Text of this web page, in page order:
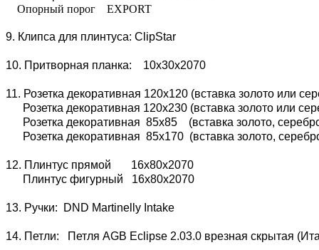
Опорный порог EXPORT
9. Клипса для плинтуса: ClipStar
10. Притворная планка: 10х30х2070
11. Розетка декоративная 120х120 (вставка золото или
Розетка декоративная 120х230 (вставка золото или
Розетка декоративная 85х85 (вставка золото,
Розетка декоративная 85х170 (вставка золото,
12. Плинтус прямой 16х80х2070
Плинтус фигурный 16х80х2070
13. Ручки: DND Martinelly Intake
14. Петли: Петля AGB Eclipse 2.03.0 врезная скрытая